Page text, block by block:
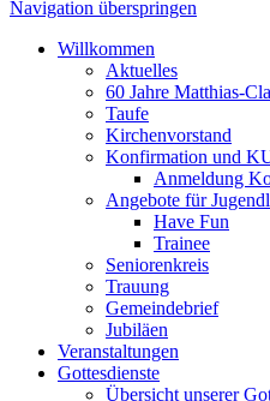
Navigation überspringen
Willkommen
Aktuelles
60 Jahre Matthias-
Taufe
Kirchenvorstand
Konfirmation und
Anmeldung
Angebote für
Have Fun
Trainee
Seniorenkreis
Trauung
Gemeindebrief
Jubiläen
Veranstaltungen
Gottesdienste
Übersicht unserer